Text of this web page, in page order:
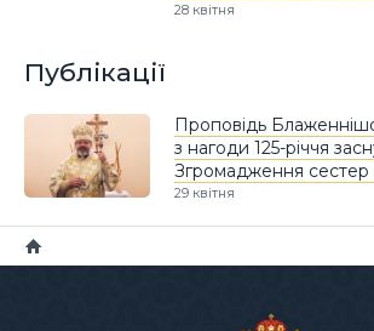
28 квітня
Публікації
Проповідь
з нагоди 125-річчя
Згромадження сестер
29 квітня